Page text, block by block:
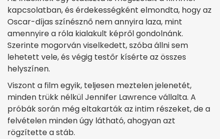
kapcsolatban, és érdekességként elmondta, hogy az
Oscar-díjas színésznő nem annyira laza, mint
amennyire a róla kialakult képről gondolnánk.
Szerinte mogorván viselkedett, szóba állni sem
lehetett vele, és végig testőr kísérte az összes
helyszínen.
Viszont a film egyik, teljesen meztelen jelenetét,
minden trükk nélkül Jennifer Lawrence vállalta. A
próbák során még eltakarták az intim részeket, de a
felvételen minden úgy látható, ahogyan azt
rögzítette a stáb.